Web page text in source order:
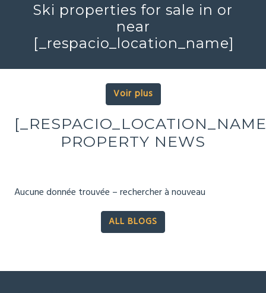
Ski properties for sale in or
near
[_respacio_location_name]
Voir plus
PROPERTY NEWS
Aucune donnée trouvée – rechercher à nouveau
ALL BLOGS